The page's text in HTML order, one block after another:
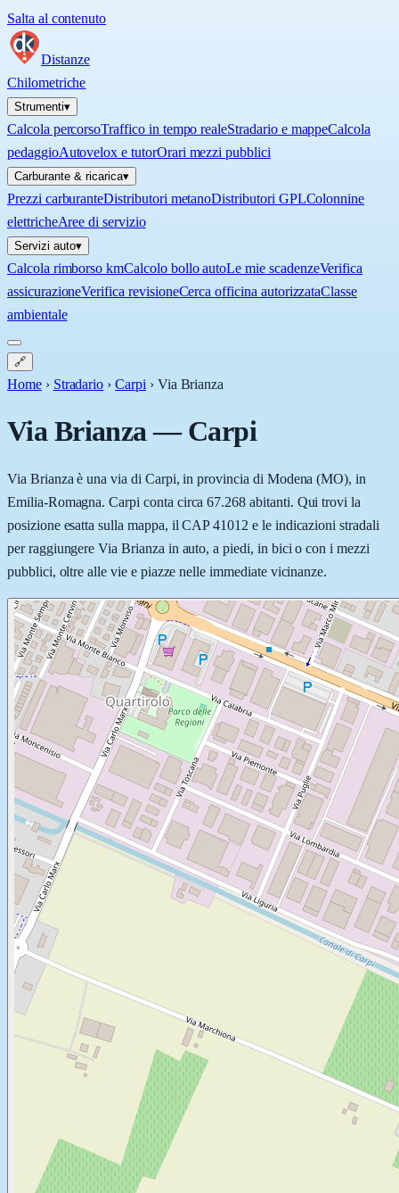
Salta al contenuto
Distanze
Chilometriche
Strumenti▾
Calcola percorsoTraffico in tempo realeStradario e mappeCalcola
pedaggioAutovelox e tutorOrari mezzi pubblici
Carburante & ricarica▾
Prezzi carburanteDistributori metanoDistributori GPLColonnine
elettricheAree di servizio
Servizi auto▾
Calcola rimborso kmCalcolo bollo autoLe mie scadenzeVerifica
assicurazioneVerifica revisioneCerca officina autorizzataClasse
ambientale
🔗
Home › Stradario › Carpi › Via Brianza
Via Brianza—Carpi
Via Brianza è una via di Carpi, in provincia di Modena (MO), in
Emilia-Romagna. Carpi conta circa 67.268 abitanti. Qui trovi la
posizione esatta sulla mappa, il CAP 41012 e le indicazioni stradali
per raggiungere Via Brianza in auto, a piedi, in bici o con i mezzi
pubblici, oltre alle vie e piazze nelle immediate vicinanze.